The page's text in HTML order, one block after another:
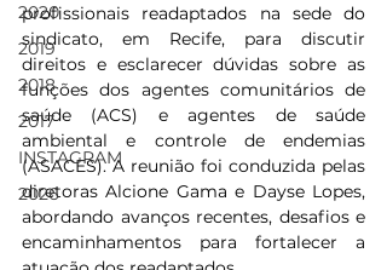
2020
2019
2018
2017
INSTAGRAM
2026
profissionais readaptados na sede do
sindicato, em Recife, para discutir
direitos e esclarecer dúvidas sobre as
funções dos agentes comunitários de
saúde (ACS) e agentes de saúde
ambiental e controle de endemias
(ASACES). A reunião foi conduzida pelas
diretoras Alcione Gama e Dayse Lopes,
abordando avanços recentes, desafios e
encaminhamentos para fortalecer a